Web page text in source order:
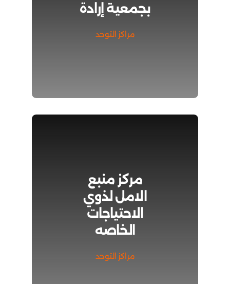
بجمعية إرادة
مراكز التوحد
مركز منبع
الامل لذوي
الاحتياجات
الخاصه
مراكز التوحد